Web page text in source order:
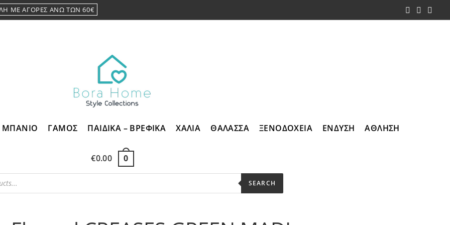
ΜΕ ΑΓΟΡΕΣ ΑΝΩ ΤΩΝ 60€
ΜΠΑΝΙΟ ΓΑΜΟΣ ΠΑΙΔΙΚΑ – ΒΡΕΦΙΚΑ ΧΑΛΙΑ ΘΑΛΑΣΣΑ ΞΕΝΟΔΟΧΕΙΑ ΕΝΔΥΣΗ ΑΘΛΗΣΗ
€0.00 0
SEARCH